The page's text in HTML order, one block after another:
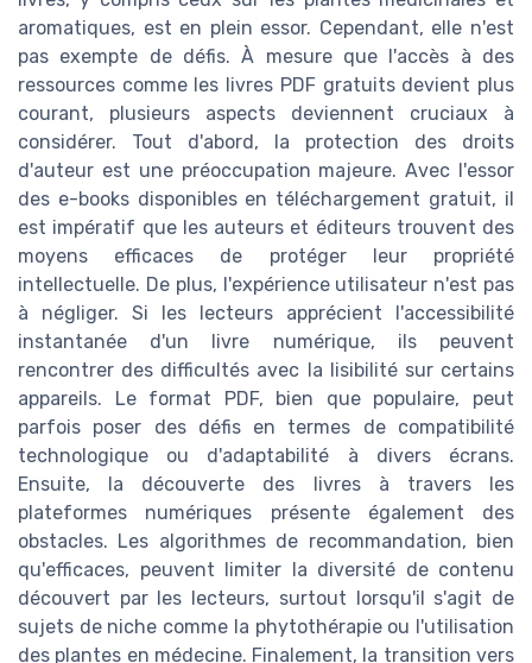
aromatiques, est en plein essor. Cependant, elle n'est
pas exempte de défis. À mesure que l'accès à des
ressources comme les livres PDF gratuits devient plus
courant, plusieurs aspects deviennent cruciaux à
considérer. Tout d'abord, la protection des droits
d'auteur est une préoccupation majeure. Avec l'essor
des e-books disponibles en téléchargement gratuit, il
est impératif que les auteurs et éditeurs trouvent des
moyens efficaces de protéger leur propriété
intellectuelle. De plus, l'expérience utilisateur n'est pas
à négliger. Si les lecteurs apprécient l'accessibilité
instantanée d'un livre numérique, ils peuvent
rencontrer des difficultés avec la lisibilité sur certains
appareils. Le format PDF, bien que populaire, peut
parfois poser des défis en termes de compatibilité
technologique ou d'adaptabilité à divers écrans.
Ensuite, la découverte des livres à travers les
plateformes numériques présente également des
obstacles. Les algorithmes de recommandation, bien
qu'efficaces, peuvent limiter la diversité de contenu
découvert par les lecteurs, surtout lorsqu'il s'agit de
sujets de niche comme la phytothérapie ou l'utilisation
des plantes en médecine. Finalement, la transition vers